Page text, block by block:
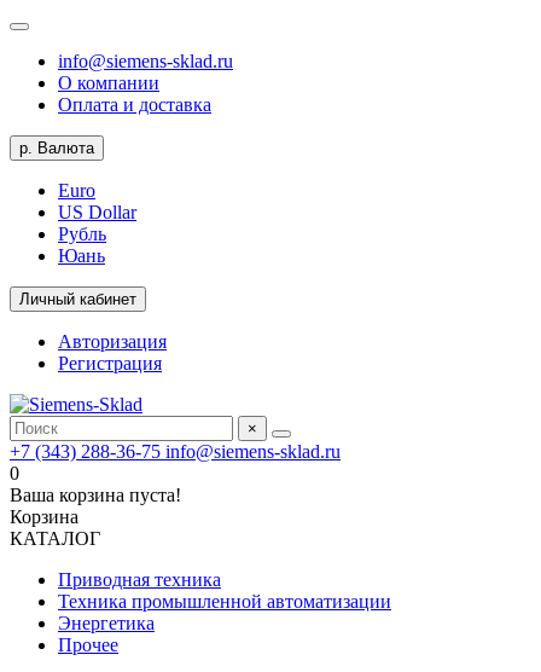
info@siemens-sklad.ru
О компании
Оплата и доставка
р. Валюта
Euro
US Dollar
Рубль
Юань
Личный кабинет
Авторизация
Регистрация
×
+7 (343) 288-36-75 info@siemens-sklad.ru
0
Ваша корзина пуста!
Корзина
КАТАЛОГ
Приводная техника
Техника промышленной автоматизации
Энергетика
Прочее